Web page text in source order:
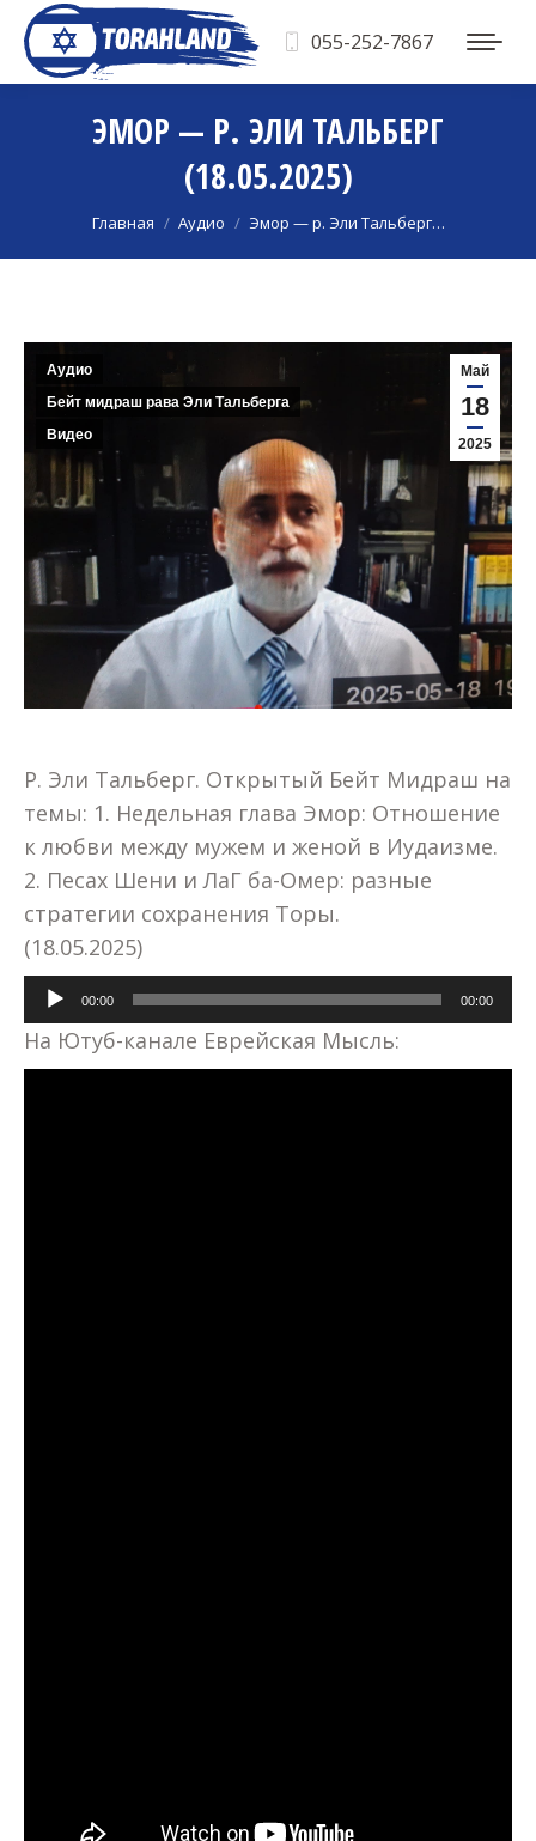
055-252-7867
ЭМОР — Р. ЭЛИ ТАЛЬБЕРГ
(18.05.2025)
Вы здесь:
Главная Аудио Эмор — р. Эли Тальберг…
Май
18
2025
Аудио
Бейт мидраш рава Эли Тальберга
Видео
Р. Эли Тальберг. Открытый Бейт Мидраш на
темы: 1. Недельная глава Эмор: Отношение
к любви между мужем и женой в Иудаизме.
2. Песах Шени и ЛаГ ба-Омер: разные
стратегии сохранения Торы.
(18.05.2025)
Аудиоплеер
00:00 00:00
На Ютуб-канале Еврейская Мысль: